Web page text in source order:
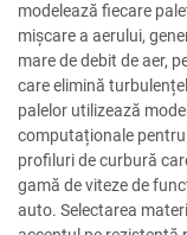
modelează fiecare
mișcare a aerului,
mare de debit de aer,
care elimină
palelor utilizează
computaționale
profiluri de curbură
gamă de viteze de
auto. Selectarea